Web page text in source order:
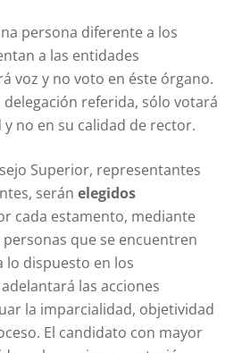
persona diferente a los
a las entidades
voz y no voto en éste órgano.
referida, sólo votará
no en su calidad de rector.
Superior, representantes
serán elegidos
cada estamento, mediante
que se encuentren
lo dispuesto en los
las acciones
la imparcialidad, objetividad
El candidato con mayor